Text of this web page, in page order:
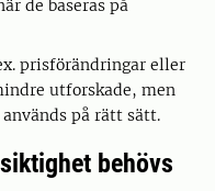
de baseras på
prisförändringar eller
utforskade, men
på rätt sätt.
behövs